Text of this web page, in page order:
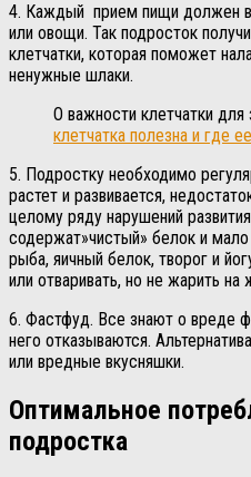
4. Каждый прием пищи должен
или овощи. Так подросток
клетчатки, которая поможет
ненужные шлаки.
О важности клетчатки для
клетчатка полезна и где
5. Подростку необходимо
растет и развивается,
целому ряду нарушений
содержат»чистый» белок и
рыба, яичный белок, творог и
или отваривать, но не жарить
6. Фастфуд. Все знают о вреде
него отказываются.
или вредные вкусняшки.
Оптимальное
подростка